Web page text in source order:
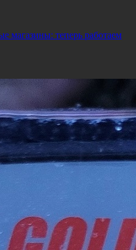
магазины: теперь работаем